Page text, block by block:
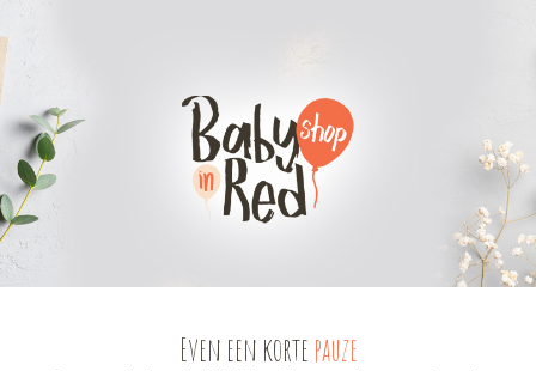
Even een korte pauze